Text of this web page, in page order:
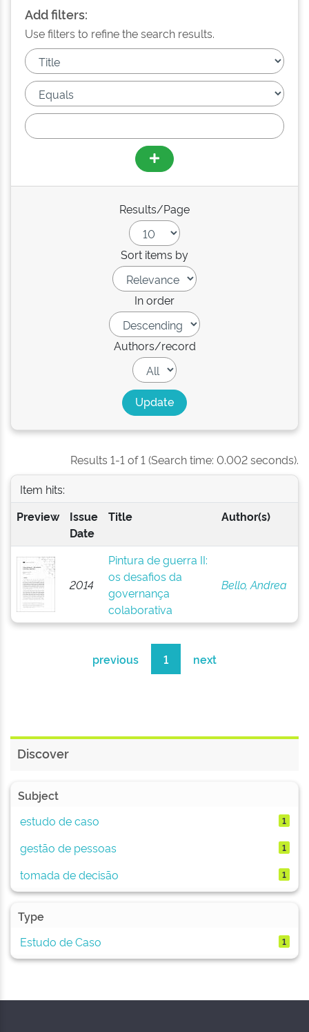
Add filters:
Use filters to refine the search results.
Results/Page
Sort items by
In order
Authors/record
Results 1-1 of 1 (Search time: 0.002 seconds).
Item hits:
Preview
Issue
Date
Title Author(s)
2014
Pintura de guerra II:
os desafios da
governança
colaborativa
Bello, Andrea
previous 1 next
Discover
Subject
estudo de caso
1
gestão de pessoas 1
tomada de decisão 1
Type
Estudo de Caso
1